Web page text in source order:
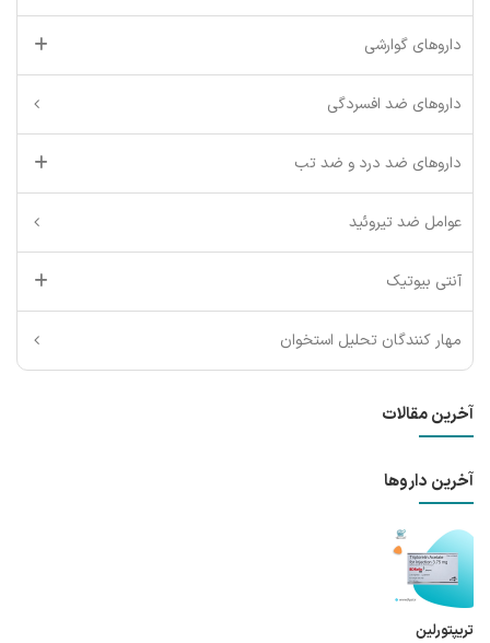
داروهای گوارشی
داروهای ضد افسردگی
داروهای ضد درد و ضد تب
عوامل ضد تیروئید
آنتی بیوتیک
مهار کنندگان تحلیل استخوان
آخرین مقالات
آخرین داروها
تریپتورلین